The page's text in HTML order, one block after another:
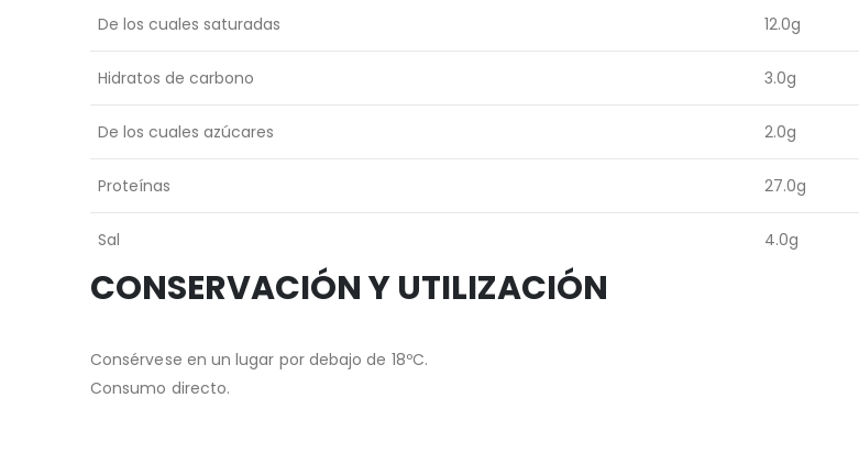
De los cuales saturadas 12.0g
Hidratos de carbono 3.0g
De los cuales azúcares 2.0g
Proteínas 27.0g
Sal 4.0g
CONSERVACIÓN Y UTILIZACIÓN
Consérvese en un lugar por debajo de 18ºC.
Consumo directo.